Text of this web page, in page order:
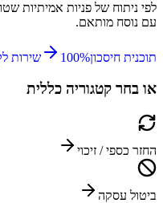
לפי ניתוח של פניות אמיתיות
עם נוסח מותאם.
תוכנית חיסכון 100% שירות
או בחר קטגוריה כללית
החזר כספי / זיכוי
ביטול עסקה